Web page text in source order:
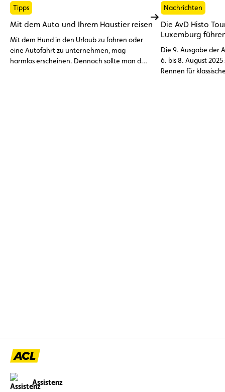
Tipps
Mit dem Auto und Ihrem Haustier reisen
Mit dem Hund in den Urlaub zu fahren oder
eine Autofahrt zu unternehmen, mag
harmlos erscheinen. Dennoch sollte man den
Nachrichten
Die AvD Histo
Luxemburg
Die 9. Ausgabe der
6. bis 8. August
Rennen für
Assistenz